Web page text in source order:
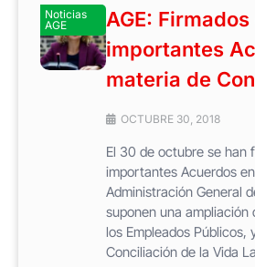
Noticias
AGE
AGE:
importantes
materia de
OCTUBRE 30, 2018
El 30 de octubre se han
importantes Acuerdos
Administración General
suponen una ampliación
los Empleados Públicos,
Conciliación de la Vida